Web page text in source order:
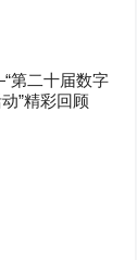
第二十届数字
”精彩回顾